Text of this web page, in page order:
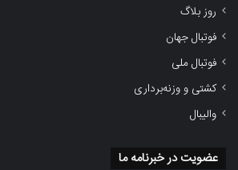
روز بلاگ
فوتبال جهان
فوتبال ملی
کشتی و وزنه‌برداری
والیبال
عضویت در خبرنامه ما